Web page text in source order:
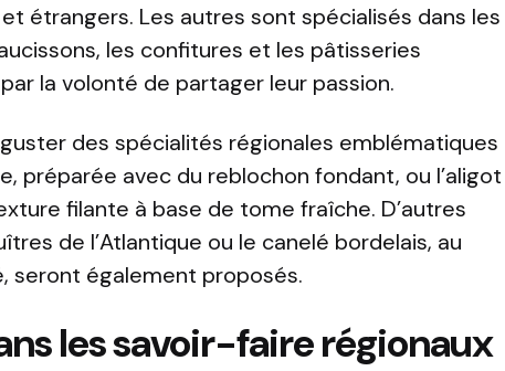
étrangers. Les autres sont spécialisés dans les
les confitures et les pâtisseries
la volonté de partager leur passion.
des spécialités régionales emblématiques
préparée avec du reblochon fondant, ou l’aligot
filante à base de tome fraîche. D’autres
de l’Atlantique ou le canelé bordelais, au
seront également proposés.
les savoir-faire régionaux